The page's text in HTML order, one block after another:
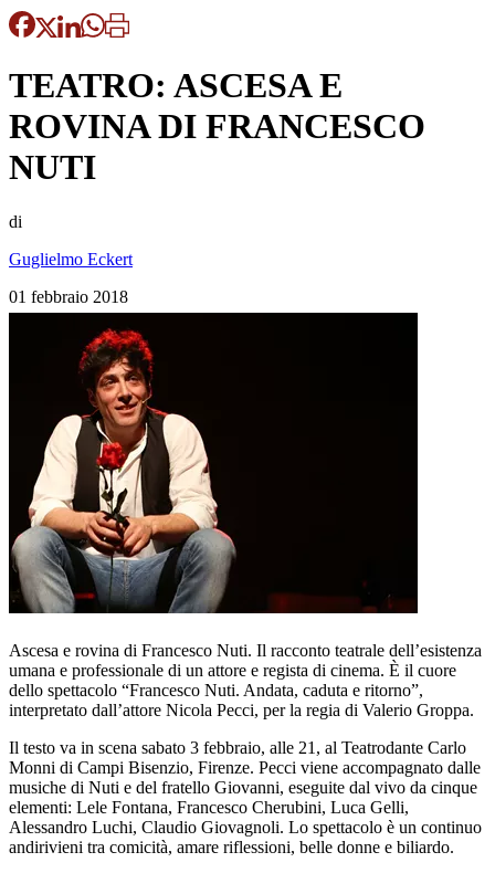
TEATRO: ASCESA E
ROVINA DI FRANCESCO
NUTI
di
Guglielmo Eckert
01 febbraio 2018
Ascesa e rovina di Francesco Nuti. Il racconto teatrale dell’esistenza
umana e professionale di un attore e regista di cinema. È il cuore
dello spettacolo “Francesco Nuti. Andata, caduta e ritorno”,
interpretato dall’attore Nicola Pecci, per la regia di Valerio Groppa.
Il testo va in scena sabato 3 febbraio, alle 21, al Teatrodante Carlo
Monni di Campi Bisenzio, Firenze. Pecci viene accompagnato dalle
musiche di Nuti e del fratello Giovanni, eseguite dal vivo da cinque
elementi: Lele Fontana, Francesco Cherubini, Luca Gelli,
Alessandro Luchi, Claudio Giovagnoli. Lo spettacolo è un continuo
andirivieni tra comicità, amare riflessioni, belle donne e biliardo.